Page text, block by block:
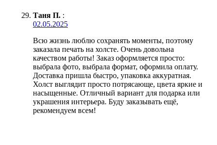
Таня П. :
02.05.2025
Всю жизнь люблю сохранять моменты, поэтому
заказала печать на холсте. Очень довольна
качеством работы! Заказ оформляется просто:
выбрала фото, выбрала формат, оформила оплату.
Доставка пришла быстро, упаковка аккуратная.
Холст выглядит просто потрясающе, цвета яркие и
насыщенные. Отличный вариант для подарка или
украшения интерьера. Буду заказывать ещё,
рекомендуем всем!